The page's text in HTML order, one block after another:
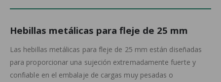
Hebillas metálicas para fleje de 25 mm
Las hebillas metálicas para fleje de 25 mm están diseñadas
para proporcionar una sujeción extremadamente fuerte y
confiable en el embalaje de cargas muy pesadas o